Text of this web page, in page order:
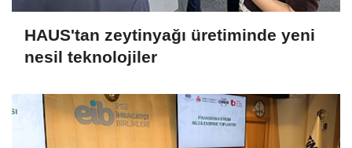
HAUS'tan zeytinyağı üretiminde yeni
nesil teknolojiler